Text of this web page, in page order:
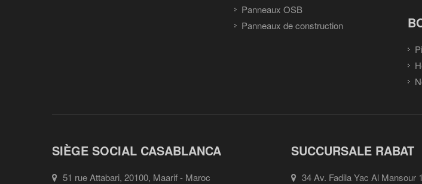
Panneaux OSB
Panneaux de construction
SIÈGE SOCIAL CASABLANCA
51 rue Attabari, 20100, Maarif - Maroc
SUCCURSALE RABAT
34 Av. Fadila Yac Al Mansour